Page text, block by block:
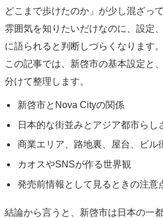
どこまで歩けたのか」が少し混ざっ
雰囲気を知りたいだけなのに、設定
に語られると判断しづらくなります。
この記事では、新啓市の基本設定と
分けて整理します。
新啓市とNova Cityの関係
日本的な街並みとアジア都市らし
商業エリア、路地裏、屋台、ビル
カオスやSNSが作る世界観
発売前情報として見るときの注意
結論から言うと、新啓市は日本の一